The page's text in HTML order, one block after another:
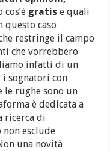
cos’è gratise quali
questo caso
restringe il campo
che vorrebbero
infatti di un
sognatori con
le rughe sono un
è dedicata a
ricerca di
non esclude
una novità